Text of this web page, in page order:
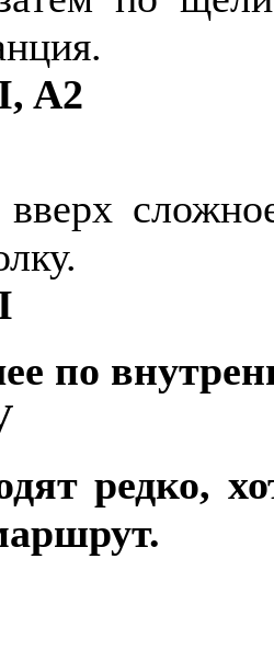
A2
по
редко,